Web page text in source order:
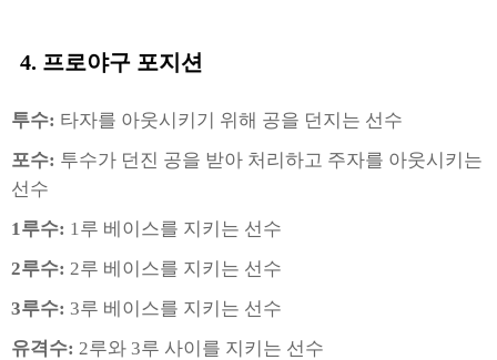
4. 프로야구 포지션
투수: 타자를 아웃시키기 위해 공을 던지는 선수
포수: 투수가 던진 공을 받아 처리하고 주자를 아웃시키는
선수
1루수: 1루 베이스를 지키는 선수
2루수: 2루 베이스를 지키는 선수
3루수: 3루 베이스를 지키는 선수
유격수: 2루와 3루 사이를 지키는 선수